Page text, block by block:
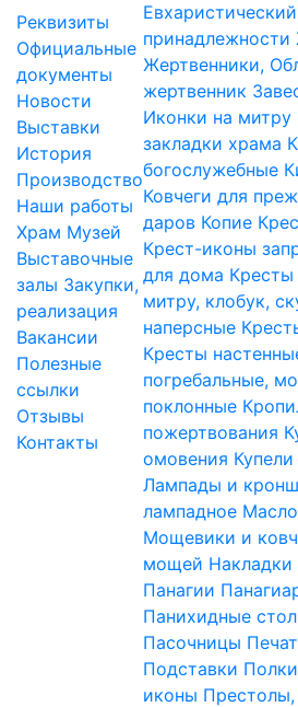
Реквизиты
Официальные
документы
Новости
Выставки
История
Производство
Наши работы
Храм Музей
Выставочные
залы Закупки,
реализация
Вакансии
Полезные
ссылки
Отзывы
Контакты
принадлежности
Жертвенники,
жертвенник
Иконки на митру
закладки храма
богослужебные
Ковчеги для
даров Копие
Крест-иконы
для дома Кресты
митру, клобук,
наперсные
Кресты
погребальные,
поклонные
пожертвования
омовения Купели
Лампады и
лампадное
Мощевики и
мощей Накладки
Панагии
Панихидные
Пасочницы
Подставки
иконы Престолы,